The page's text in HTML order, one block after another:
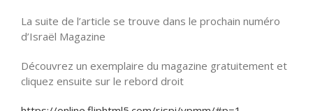
La suite de l’article se trouve dans le prochain numéro
d’Israël Magazine
Découvrez un exemplaire du magazine gratuitement et
cliquez ensuite sur le rebord droit